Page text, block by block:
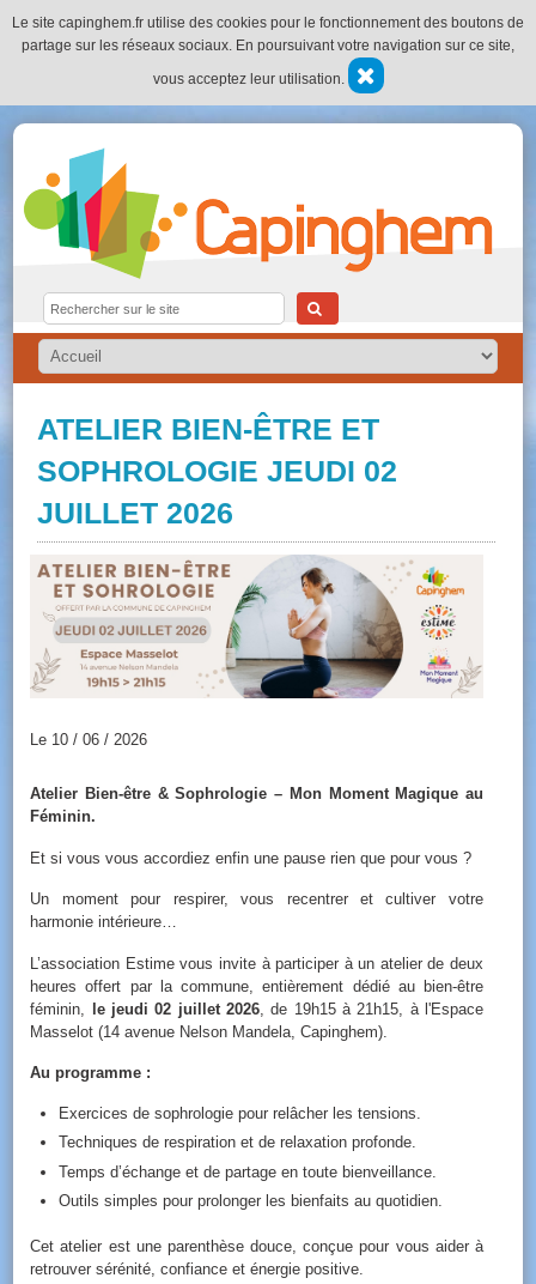
Le site capinghem.fr utilise des cookies pour le fonctionnement des boutons de
partage sur les réseaux sociaux. En poursuivant votre navigation sur ce site,
vous acceptez leur utilisation.
ATELIER BIEN-ÊTRE ET
SOPHROLOGIE JEUDI 02
JUILLET 2026
Le 10 / 06 / 2026
Atelier Bien-être & Sophrologie – Mon Moment Magique au
Féminin.
Et si vous vous accordiez enfin une pause rien que pour vous ?
Un moment pour respirer, vous recentrer et cultiver votre
harmonie intérieure…
L’association Estime vous invite à participer à un atelier de deux
heures offert par la commune, entièrement dédié au bien-être
féminin,
le jeudi 02 juillet 2026, de 19h15 à 21h15, à l'Espace
Masselot (14 avenue Nelson Mandela, Capinghem).
Au programme :
Exercices de sophrologie pour relâcher les tensions.
Techniques de respiration et de relaxation profonde.
Temps d’échange et de partage en toute bienveillance.
Outils simples pour prolonger les bienfaits au quotidien.
Cet atelier est une parenthèse douce, conçue pour vous aider à
retrouver sérénité, confiance et énergie positive.